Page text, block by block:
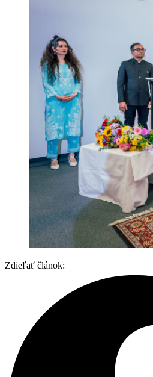
Zdieľať článok: